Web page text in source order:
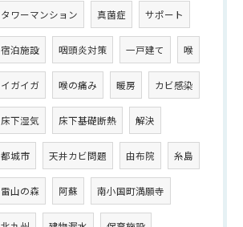
タワーマンション 真菌症 サポート
宿泊施設 咽頭炎対策 一戸建て 喉
イガイガ 喉の痛み 暖房 カビ感染
床下湿気 床下基礎断熱 解決
都城市 天井カビ問題 由布院 糸島
雷山の森 阿蘇 南小国町満願寺